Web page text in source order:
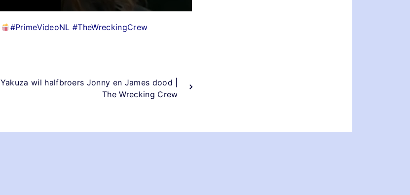
#PrimeVideoNL #TheWreckingCrew
Yakuza wil halfbroers Jonny en James dood |
The Wrecking Crew